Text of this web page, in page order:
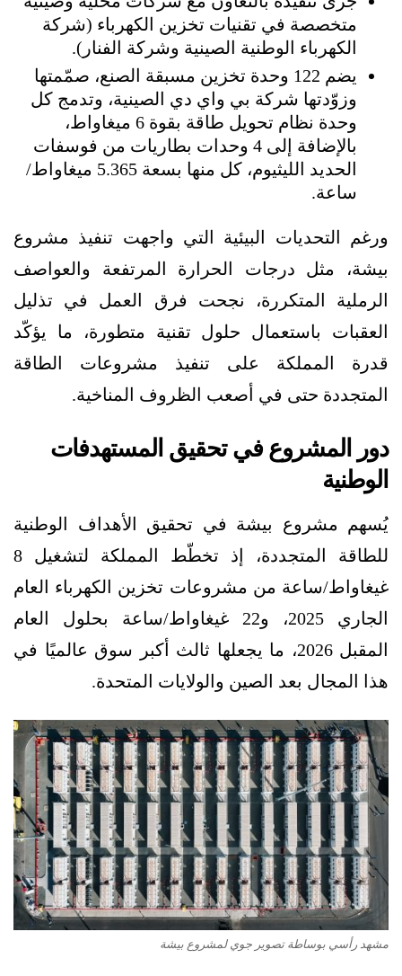
متخصصة في تقنيات تخزين الكهرباء (شركة
الكهرباء الوطنية الصينية وشركة الفنار).
يضم 122 وحدة تخزين مسبقة الصنع، صمّمتها
وزوّدتها شركة بي واي دي الصينية، وتدمج كل
وحدة نظام تحويل طاقة بقوة 6 ميغاواط،
بالإضافة إلى 4 وحدات بطاريات من فوسفات
الحديد الليثيوم، كل منها بسعة 5.365 ميغاواط/
ساعة.
ورغم التحديات البيئية التي واجهت تنفيذ مشروع
بيشة، مثل درجات الحرارة المرتفعة والعواصف
الرملية المتكررة، نجحت فرق العمل في تذليل
العقبات باستعمال حلول تقنية متطورة، ما يؤكّد
قدرة المملكة على تنفيذ مشروعات الطاقة
المتجددة حتى في أصعب الظروف المناخية.
دور المشروع في تحقيق المستهدفات
الوطنية
يُسهم مشروع بيشة في تحقيق الأهداف الوطنية
للطاقة المتجددة، إذ تخطّط المملكة لتشغيل 8
غيغاواط/ساعة من مشروعات تخزين الكهرباء العام
الجاري 2025، و22 غيغاواط/ساعة بحلول العام
المقبل 2026، ما يجعلها ثالث أكبر سوق عالميًا في
هذا المجال بعد الصين والولايات المتحدة.
مشهد رأسي بوساطة تصوير جوي لمشروع بيشة